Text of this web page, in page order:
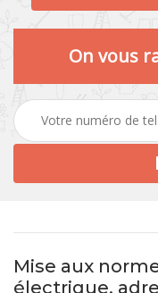
On vous
Mise aux
électrique,